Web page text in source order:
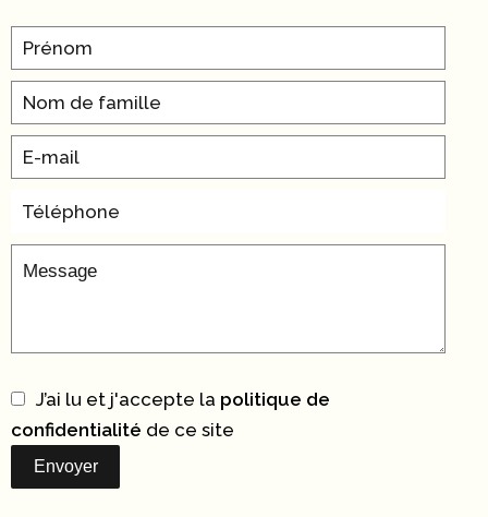
J’ai lu et j'accepte la politique de
confidentialité de ce site
Envoyer